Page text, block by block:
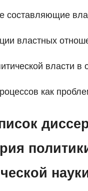
составляющие
властных
власти в
как